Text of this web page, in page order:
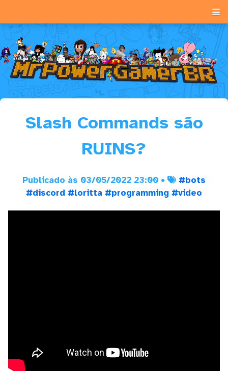
Slash Commands são
RUINS?
Publicado às 03/05/2022 23:00 •
#bots
#discord #loritta #programming #video